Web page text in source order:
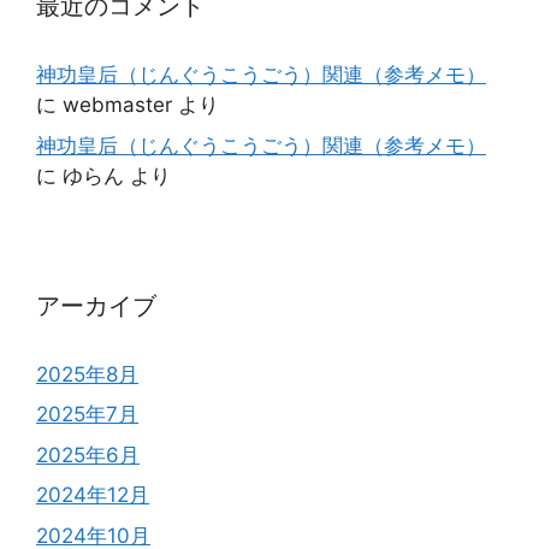
最近のコメント
神功皇后（じんぐうこうごう）関連（参考メモ）
に webmaster より
神功皇后（じんぐうこうごう）関連（参考メモ）
に ゆらん より
アーカイブ
2025年8月
2025年7月
2025年6月
2024年12月
2024年10月